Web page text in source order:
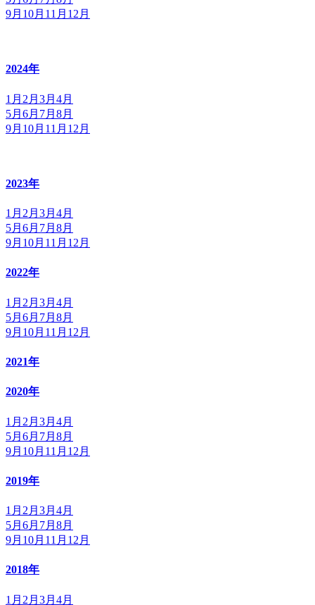
9月 10月 11月 12月
2024年
1月 2月 3月 4月
5月 6月 7月 8月
9月 10月 11月 12月
2023年
1月 2月 3月 4月
5月 6月 7月 8月
9月 10月 11月 12月
2022年
1月 2月 3月 4月
5月 6月 7月 8月
9月 10月 11月 12月
2021年
2020年
1月 2月 3月 4月
5月 6月 7月 8月
9月 10月 11月 12月
2019年
1月 2月 3月 4月
5月 6月 7月 8月
9月 10月 11月 12月
2018年
1月 2月 3月 4月